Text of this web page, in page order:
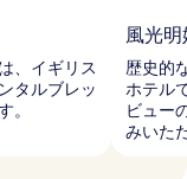
、イギリス
タルブレッ
。
風光
歴史的
ホテル
ビュー
みいた